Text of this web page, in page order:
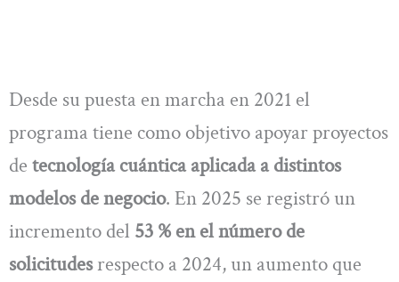
Desde su puesta en marcha en 2021 el
programa tiene como objetivo apoyar proyectos
de tecnología cuántica aplicada a distintos
modelos de negocio. En 2025 se registró un
incremento del 53 % en el número de
solicitudesrespecto a 2024, un aumento que